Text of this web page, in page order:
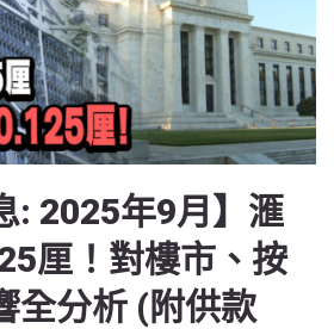
: 2025年9月】滙
厘！對樓市、按
全分析 (附供款